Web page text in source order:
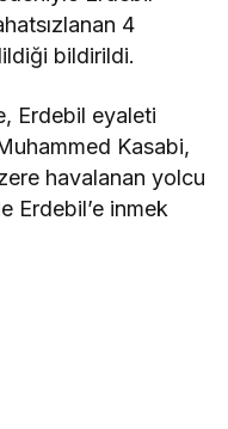
4
bildirildi.
Erdebil eyaleti
Kasabi,
havalanan yolcu
Erdebil’e inmek